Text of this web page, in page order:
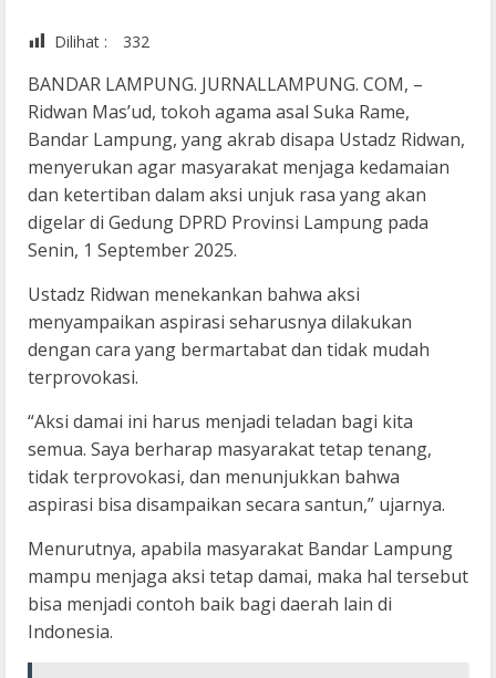
Dilihat : 332
BANDAR LAMPUNG. JURNALLAMPUNG. COM, –
Ridwan Mas’ud, tokoh agama asal Suka Rame,
Bandar Lampung, yang akrab disapa Ustadz Ridwan,
menyerukan agar masyarakat menjaga kedamaian
dan ketertiban dalam aksi unjuk rasa yang akan
digelar di Gedung DPRD Provinsi Lampung pada
Senin, 1 September 2025.
Ustadz Ridwan menekankan bahwa aksi
menyampaikan aspirasi seharusnya dilakukan
dengan cara yang bermartabat dan tidak mudah
terprovokasi.
“Aksi damai ini harus menjadi teladan bagi kita
semua. Saya berharap masyarakat tetap tenang,
tidak terprovokasi, dan menunjukkan bahwa
aspirasi bisa disampaikan secara santun,” ujarnya.
Menurutnya, apabila masyarakat Bandar Lampung
mampu menjaga aksi tetap damai, maka hal tersebut
bisa menjadi contoh baik bagi daerah lain di
Indonesia.